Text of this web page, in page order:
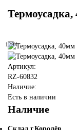
1294
Артикул:
RZ-60832
Наличие:
Есть в наличии
Наличие